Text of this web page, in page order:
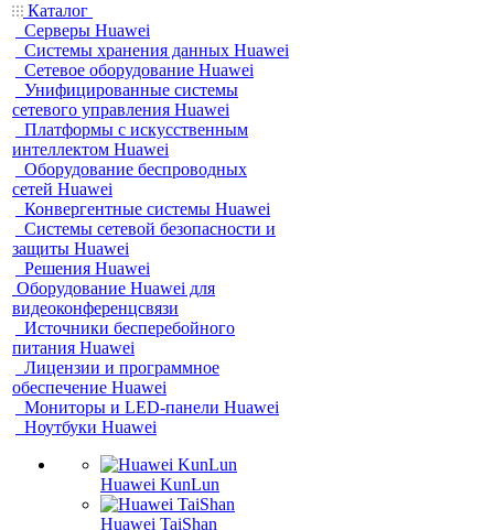
Каталог
Серверы Huawei
Системы хранения данных Huawei
Сетевое оборудование Huawei
Унифицированные системы
сетевого управления Huawei
Платформы с искусственным
интеллектом Huawei
Оборудование беспроводных
сетей Huawei
Конвергентные системы Huawei
Системы сетевой безопасности и
защиты Huawei
Решения Huawei
Оборудование Huawei для
видеоконференцсвязи
Источники бесперебойного
питания Huawei
Лицензии и программное
обеспечение Huawei
Мониторы и LED-панели Huawei
Ноутбуки Huawei
Huawei KunLun
Huawei TaiShan